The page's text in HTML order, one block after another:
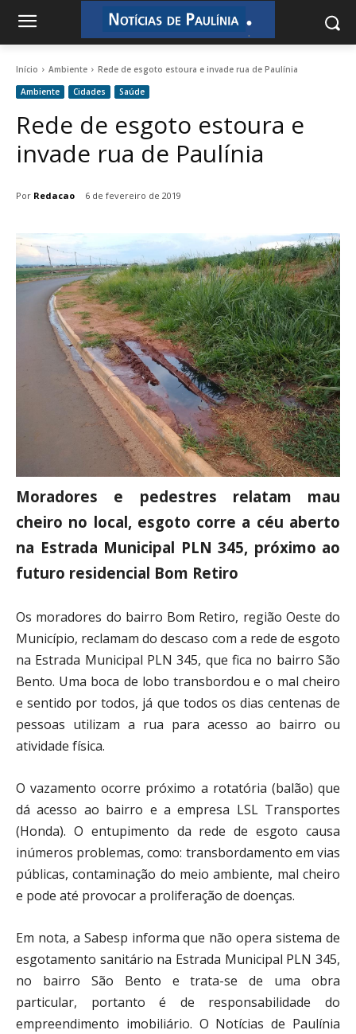
.
.
Início Ambiente
Rede de esgoto estoura e invade rua de Paulínia
Ambiente
Cidades Saúde
Rede de esgoto estoura e
invade rua de Paulínia
Por Redacao 6 de fevereiro de 2019
Moradores e pedestres relatam mau
cheiro no local, esgoto corre a céu aberto
na Estrada Municipal PLN 345, próximo ao
futuro residencial Bom Retiro
Os moradores do bairro Bom Retiro, região Oeste do
Município, reclamam do descaso com a rede de esgoto
na Estrada Municipal PLN 345, que fica no bairro São
Bento. Uma boca de lobo transbordou e o mal cheiro
e sentido por todos, já que todos os dias centenas de
pessoas utilizam a rua para acesso ao bairro ou
atividade física.
O vazamento ocorre próximo a rotatória (balão) que
dá acesso ao bairro e a empresa LSL Transportes
(Honda). O entupimento da rede de esgoto causa
inúmeros problemas, como: transbordamento em vias
públicas, contaminação do meio ambiente, mal cheiro
e pode até provocar a proliferação de doenças.
Em nota, a Sabesp informa que não opera sistema de
esgotamento sanitário na Estrada Municipal PLN 345,
no bairro São Bento e trata-se de uma obra
particular, portanto é de responsabilidade do
empreendimento imobiliário. O Notícias de Paulínia